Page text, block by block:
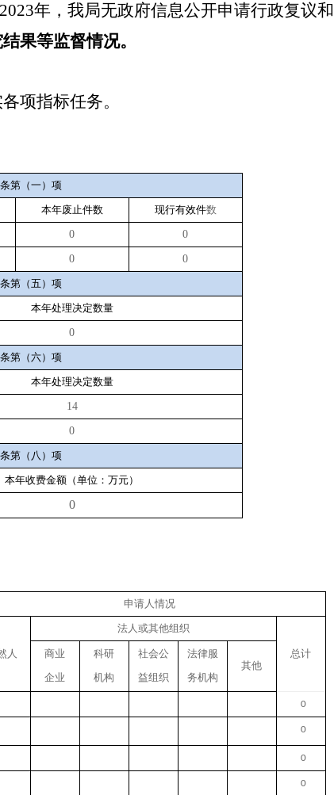
2023年，我局无政府信息公开申请行政复
果等监督情况。
项指标任务。
第（一）项
本年废止件数 现行有效件数
0 0
0 0
第（五）项
本年处理决定数量
0
第（六）项
本年处理决定数量
14
0
第（八）项
本年收费金额（单位：万元）
0
申请人情况
人
法人或其他组织
总计
商业
企业
科研
机构
社会公
益组织
法律服
务机构
其他
0
0
0
0